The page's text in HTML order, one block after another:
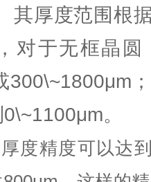
其厚度范围根
对于无框晶
300\~1800μm
。
度精度可以达